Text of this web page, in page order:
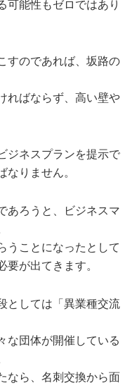
可能性もゼロではあり
すのであれば、坂路の
ればならず、高い壁や
ジネスプランを提示で
なりません。
あろうと、ビジネスマ
うことになったとして
要が出てきます。
としては「異業種交流
な団体が開催している
なら、名刺交換から面